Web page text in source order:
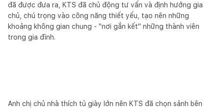
đã được đưa ra, KTS đã chủ động tư vấn và định hướng gia
chủ, chú trọng vào công năng thiết yếu, tạo nên những
khoảng không gian chung - "nơi gắn kết" những thành viên
trong gia đình.
Anh chị chủ nhà thích tủ giày lớn nên KTS đã chọn sảnh bên